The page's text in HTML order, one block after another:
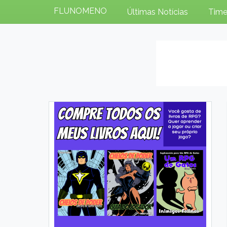
FLUNOMENO Últimas Notícias